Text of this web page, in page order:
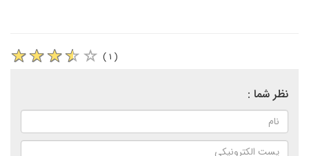
( ۱ )
نظر شما :